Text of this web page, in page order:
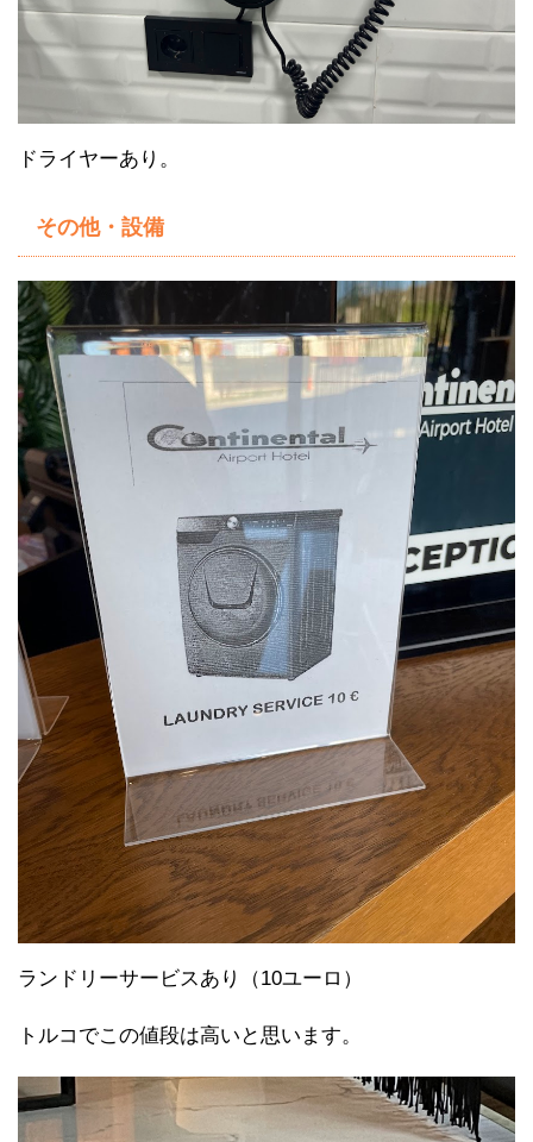
ドライヤーあり。
その他・設備
ランドリーサービスあり（10ユーロ）
トルコでこの値段は高いと思います。